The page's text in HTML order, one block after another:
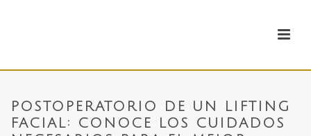
POSTOPERATORIO DE UN LIFTING
FACIAL: CONOCE LOS CUIDADOS